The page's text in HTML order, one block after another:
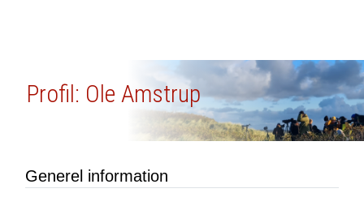
Profil: Ole Amstrup
Generel information